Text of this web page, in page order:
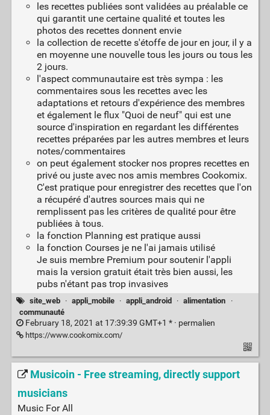
les recettes publiées sont validées au préalable ce
qui garantit une certaine qualité et toutes les
photos des recettes donnent envie
la collection de recette s'étoffe de jour en jour, il y a
en moyenne une nouvelle tous les jours ou tous les
2 jours.
l'aspect communautaire est très sympa : les
commentaires sous les recettes avec les
adaptations et retours d'expérience des membres
et également le flux "Quoi de neuf" qui est une
source d'inspiration en regardant les différentes
recettes préparées par les autres membres et leurs
notes/commentaires
on peut également stocker nos propres recettes en
privé ou juste avec nos amis membres Cookomix.
C'est pratique pour enregistrer des recettes que l'on
a récupéré d'autres sources mais qui ne
remplissent pas les critères de qualité pour être
publiées à tous.
la fonction Planning est pratique aussi
la fonction Courses je ne l'ai jamais utilisé
Je suis membre Premium pour soutenir l'appli
mais la version gratuit était très bien aussi, les
pubs n'étant pas trop invasives
site_web · appli_mobile · appli_android · alimentation
·
communauté
February 18, 2021 at 17:39:39 GMT+1 * · permalien
https://www.cookomix.com/
Musicoin - Free streaming, directly support
musicians
Music For All